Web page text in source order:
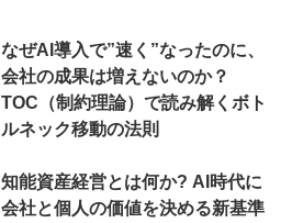
なぜAI導入で”速く”なったのに、
会社の成果は増えないのか？
TOC（制約理論）で読み解くボト
ルネック移動の法則
知能資産経営とは何か? AI時代に
会社と個人の価値を決める新基準